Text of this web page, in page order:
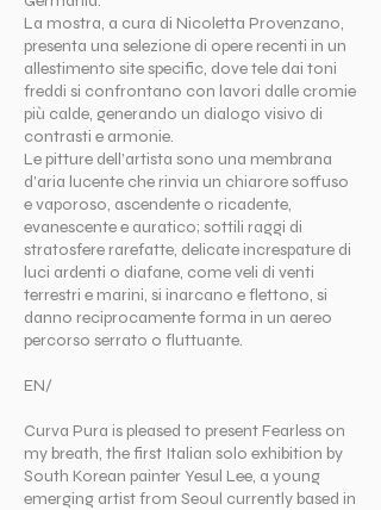
La mostra, a cura di Nicoletta Provenzano,
presenta una selezione di opere recenti in un
allestimento site specific, dove tele dai toni
freddi si confrontano con lavori dalle cromie
più calde, generando un dialogo visivo di
contrasti e armonie.
Le pitture dell’artista sono una membrana
d’aria lucente che rinvia un chiarore soffuso
e vaporoso, ascendente o ricadente,
evanescente e auratico; sottili raggi di
stratosfere rarefatte, delicate increspature di
luci ardenti o diafane, come veli di venti
terrestri e marini, si inarcano e flettono, si
danno reciprocamente forma in un aereo
percorso serrato o fluttuante.
EN/
Curva Pura is pleased to present Fearless on
my breath, the first Italian solo exhibition by
South Korean painter Yesul Lee, a young
emerging artist from Seoul currently based in